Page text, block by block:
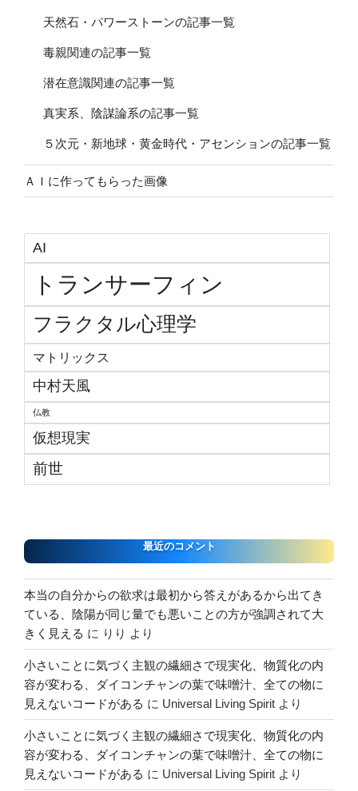
天然石・パワーストーンの記事一覧
毒親関連の記事一覧
潜在意識関連の記事一覧
真実系、陰謀論系の記事一覧
５次元・新地球・黄金時代・アセンションの記事一覧
ＡＩに作ってもらった画像
AI
トランサーフィン
フラクタル心理学
マトリックス
中村天風
仏教
仮想現実
前世
最近のコメント
本当の自分からの欲求は最初から答えがあるから出てき
ている、陰陽が同じ量でも悪いことの方が強調されて大
きく見える に りり より
小さいことに気づく主観の繊細さで現実化、物質化の内
容が変わる、ダイコンチャンの葉で味噌汁、全ての物に
見えないコードがある に Universal Living Spirit より
小さいことに気づく主観の繊細さで現実化、物質化の内
容が変わる、ダイコンチャンの葉で味噌汁、全ての物に
見えないコードがある に Universal Living Spirit より